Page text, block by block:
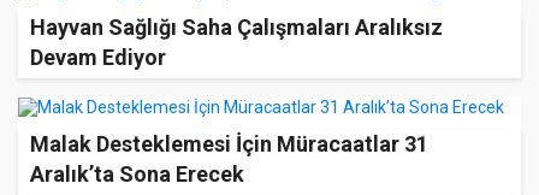
Hayvan Sağlığı Saha Çalışmaları Aralıksız
Devam Ediyor
Malak Desteklemesi İçin Müracaatlar 31
Aralık’ta Sona Erecek